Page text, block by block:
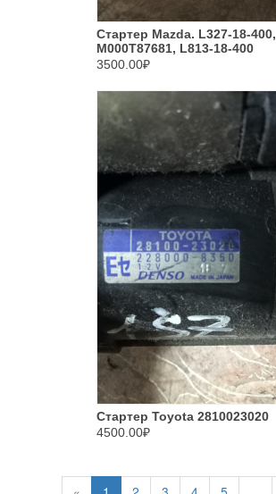
Стартер Mazda. L327-18-400,
M000T87681, L813-18-400
3500.00₽
Стартер Toyota 2810023020
4500.00₽